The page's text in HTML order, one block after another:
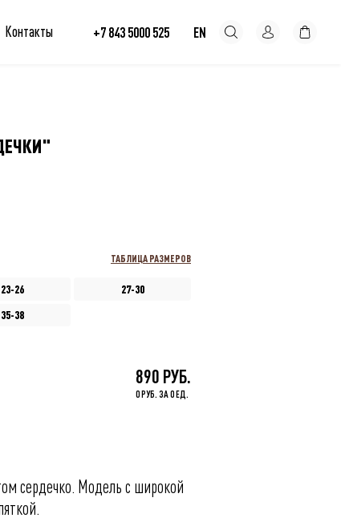
Контакты +7 843 5000 525 EN
ТАБЛИЦА РАЗМЕРОВ
23-26
27-30
35-38
890 РУБ.
0 РУБ. ЗА 0 ЕД.
сердечко. Модель с широкой